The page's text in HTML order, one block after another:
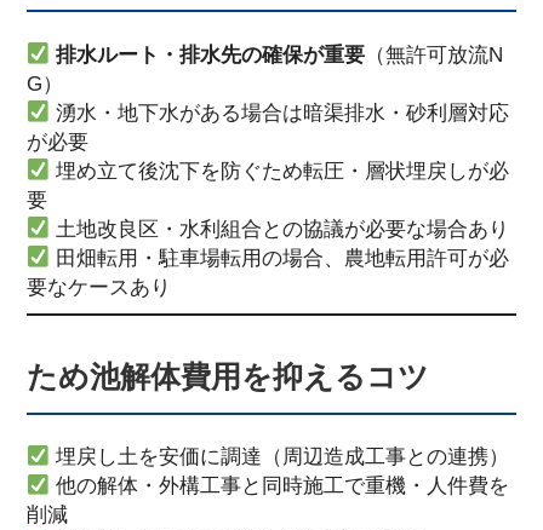
排水ルート・排水先の確保が重要 （無許可放流N
G）
湧水・地下水がある場合は暗渠排水・砂利層対応
が必要
埋め立て後沈下を防ぐため転圧・層状埋戻しが必
要
土地改良区・水利組合との協議が必要な場合あり
田畑転用・駐車場転用の場合、農地転用許可が必
要なケースあり
ため池解体費用を抑えるコツ
埋戻し土を安価に調達（周辺造成工事との連携）
他の解体・外構工事と同時施工で重機・人件費を
削減